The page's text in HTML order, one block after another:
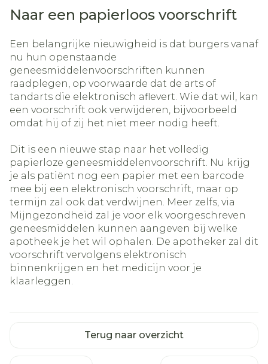
Naar een papierloos voorschrift
Een belangrijke nieuwigheid is dat burgers vanaf
nu hun openstaande
geneesmiddelenvoorschriften kunnen
raadplegen, op voorwaarde dat de arts of
tandarts die elektronisch aflevert. Wie dat wil, kan
een voorschrift ook verwijderen, bijvoorbeeld
omdat hij of zij het niet meer nodig heeft.
Dit is een nieuwe stap naar het volledig
papierloze geneesmiddelenvoorschrift. Nu krijg
je als patiënt nog een papier met een barcode
mee bij een elektronisch voorschrift, maar op
termijn zal ook dat verdwijnen. Meer zelfs, via
Mijngezondheid zal je voor elk voorgeschreven
geneesmiddelen kunnen aangeven bij welke
apotheek je het wil ophalen. De apotheker zal dit
voorschrift vervolgens elektronisch
binnenkrijgen en het medicijn voor je
klaarleggen.
Terug naar overzicht